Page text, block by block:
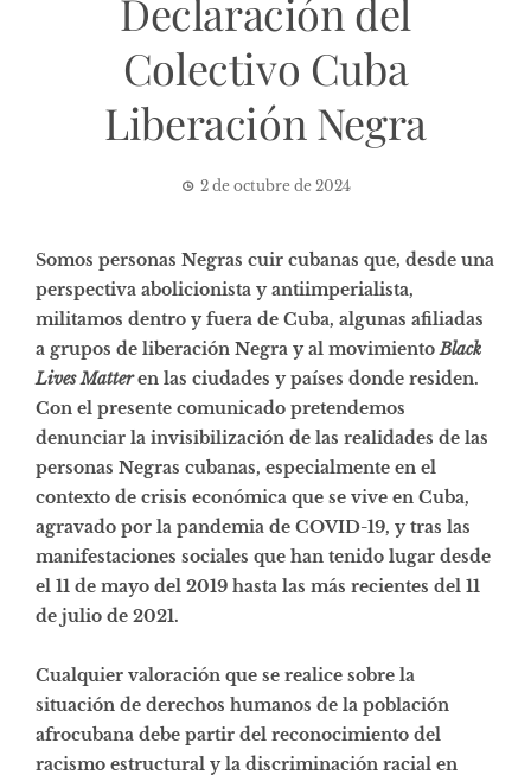
Declaración del
Colectivo Cuba
Liberación Negra
2 de octubre de 2024
Somos personas Negras cuir cubanas que, desde una
perspectiva abolicionista y antiimperialista,
militamos dentro y fuera de Cuba, algunas afiliadas
a grupos de liberación Negra y al movimiento Black
Lives Matteren las ciudades y países donde residen.
Con el presente comunicado pretendemos
denunciar la invisibilización de las realidades de las
personas Negras cubanas, especialmente en el
contexto de crisis económica que se vive en Cuba,
agravado por la pandemia de COVID-19, y tras las
manifestaciones sociales que han tenido lugar desde
el 11 de mayo del 2019 hasta las más recientes del 11
de julio de 2021.
Cualquier valoración que se realice sobre la
situación de derechos humanos de la población
afrocubana debe partir del reconocimiento del
racismo estructural y la discriminación racial en